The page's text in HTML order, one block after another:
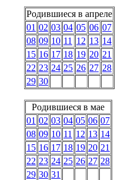
Родившиеся в апреле
01 02 03 04 05 06 07
08 09 10 11 12 13 14
15 16 17 18 19 20 21
22 23 24 25 26 27 28
29 30
Родившиеся в мае
01 02 03 04 05 06 07
08 09 10 11 12 13 14
15 16 17 18 19 20 21
22 23 24 25 26 27 28
29 30 31